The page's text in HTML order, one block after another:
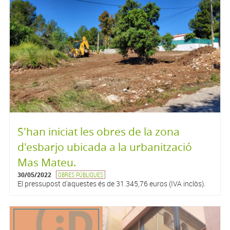
S'han iniciat les obres de la zona
d'esbarjo ubicada a la urbanització
Mas Mateu.
30/05/2022 OBRES PÚBLIQUES
El pressupost d'aquestes és de 31.345,76 euros (IVA inclòs).